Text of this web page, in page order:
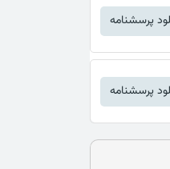
پرسشنامه
پرسشنامه